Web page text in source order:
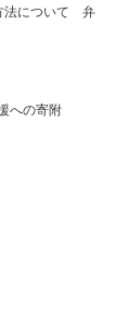
法について 弁
への寄附